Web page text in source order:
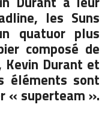
les Suns
quatuor plus
composé de
Kevin Durant et
éléments sont
« superteam ».